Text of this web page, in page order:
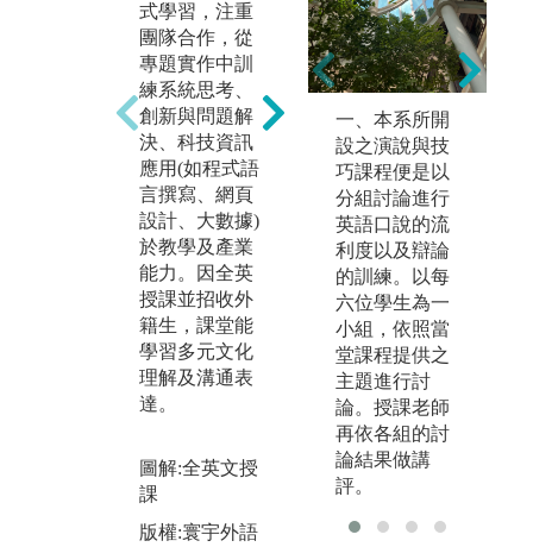
式學習，注重
團隊合作，從
專題實作中訓
練系統思考、
創新與問題解
決、科技資訊
應用(如程式語
言撰寫、網頁
設計、大數據)
於教學及產業
能力。因全英
授課並招收外
籍生，課堂能
學習多元文化
理解及溝通表
達。
圖解:全英文授
課
版權:寰宇外語
小組合作及討
論：課堂教師
善於規劃小組
簡報及敘事練
習，培養學生
解決問題及合
作能力。同學
以合作方式，
呈現最後學習
成果。此學習
法能增進人與
人之間相互瞭
解與信任，學
會處理人際關
係的技能、技
巧與策略，學
會有效地表達
自己意見，以
培養團隊精
神。
一、本系所開
設之演說與技
巧課程便是以
分組討論進行
英語口說的流
利度以及辯論
的訓練。以每
六位學生為一
小組，依照當
堂課程提供之
主題進行討
論。授課老師
再依各組的討
論結果做講
評。